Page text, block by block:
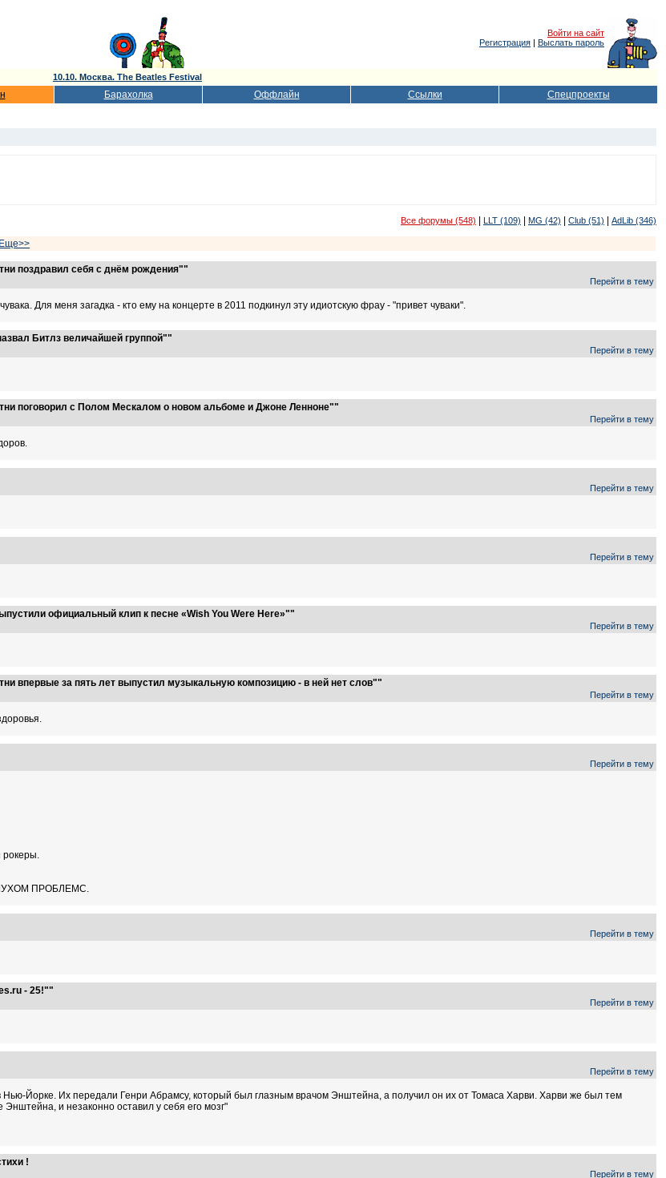
Войти на сайт
Регистрация | Выслать пароль
10.10. Москва. The Beatles Festival
Барахолка Оффлайн Ссылки Спецпроекты
Все форумы (548) | LLT (109) | MG (42) | Club (51) | AdLib (346)
Еще>>
поздравил себя с днём рождения""
Перейти в тему
Для меня загадка - кто ему на концерте в 2011 подкинул эту идиотскую фрау - "привет чуваки".
Битлз величайшей группой""
Перейти в тему
поговорил с Полом Мескалом о новом альбоме и Джоне Ленноне""
Перейти в тему
Перейти в тему
Перейти в тему
официальный клип к песне «Wish You Were Here»""
Перейти в тему
впервые за пять лет выпустил музыкальную композицию - в ней нет слов""
Перейти в тему
Перейти в тему
ПРОБЛЕМС.
Перейти в тему
- 25!""
Перейти в тему
Перейти в тему
Йорке. Их передали Генри Абрамсу, который был глазным врачом Энштейна, а получил он их от Томаса Харви. Харви же был тем
и незаконно оставил у себя его мозг"
!
Перейти в тему